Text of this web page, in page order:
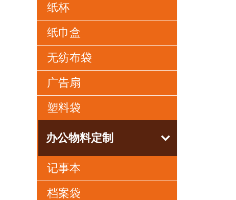
纸杯
纸巾盒
无纺布袋
广告扇
塑料袋
办公物料定制
记事本
档案袋